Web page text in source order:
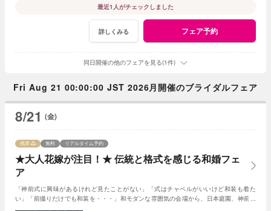
最近1人がチェックしました
詳しくみる フェア予約
同日開催の他のフェアを見る(1件)
Fri Aug 21 00:00:00 JST 2026月開催のブライダルフェア
8/21 (金)
★大人花嫁が注目！★ 伝統と格式を感じる和婚フェ
ア
残席 無料 リアルタイム予約
「神前式に興味があるけれど見たことがない」「式はチャペルがいいけど和装も着た
い」「前撮りだけでも和装を・・・」和モダンな雰囲気の会場から、日本庭園、神前会